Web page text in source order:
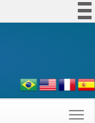
Canais